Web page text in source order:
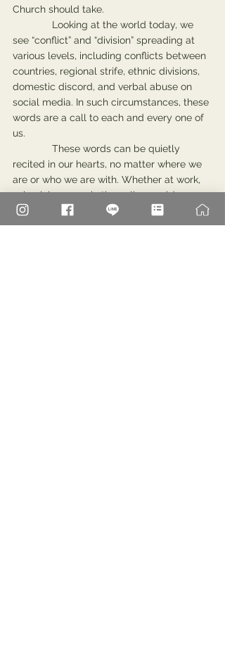
Church should take.
Looking at the world today, we
see “conflict” and “division” spreading at
various levels, including conflicts between
countries, regional strife, ethnic divisions,
domestic discord, and verbal abuse on
social media. In such circumstances, these
words are a call to each and every one of
us.
These words can be quietly
recited in our hearts, no matter where we
are or who we are with. Whether at work,
school, home, or in the online world, we
can all be bearers of peace.
What can we do to make the